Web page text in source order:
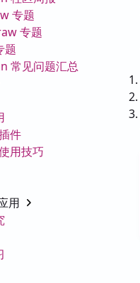
专题
专题
题
常见问题汇总
件
用技巧
用